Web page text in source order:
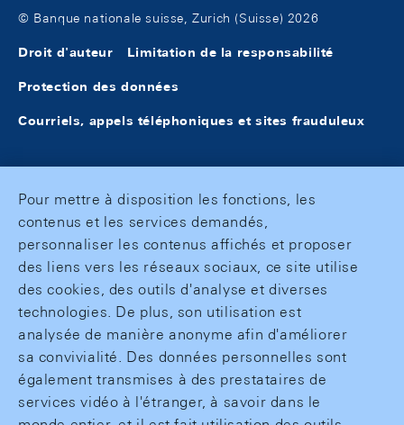
© Banque nationale suisse, Zurich (Suisse) 2026
Droit d'auteur Limitation de la responsabilité
Protection des données
Courriels, appels téléphoniques et sites frauduleux
Pour mettre à disposition les fonctions, les
contenus et les services demandés,
personnaliser les contenus affichés et proposer
des liens vers les réseaux sociaux, ce site utilise
des cookies, des outils d'analyse et diverses
technologies. De plus, son utilisation est
analysée de manière anonyme afin d'améliorer
sa convivialité. Des données personnelles sont
également transmises à des prestataires de
services vidéo à l'étranger, à savoir dans le